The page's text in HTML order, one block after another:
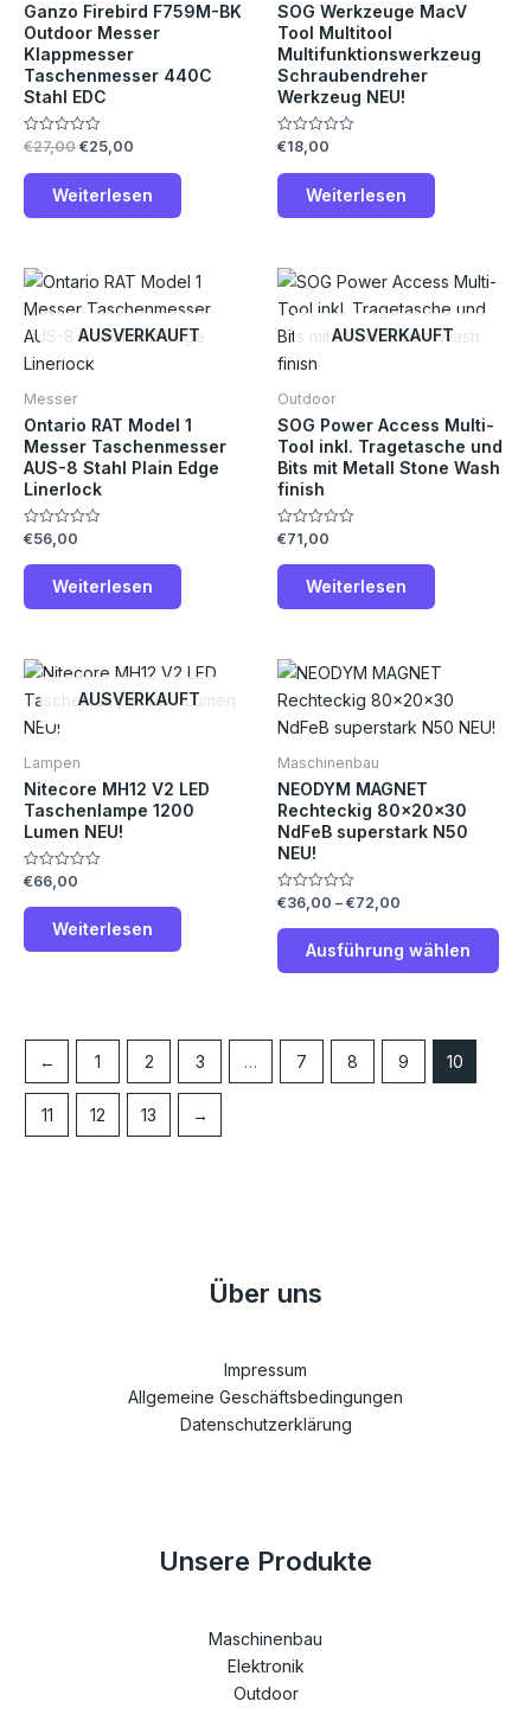
Ganzo Firebird F759M-BK
Outdoor Messer
Klappmesser
Taschenmesser 440C
Stahl EDC
Bewertet
0
€27,00 €25,00
Weiterlesen
SOG Werkzeuge MacV
Tool Multitool
Multifunktionswerkzeug
Schraubendreher
Werkzeug NEU!
Bewertet
0
€18,00
Weiterlesen
AUSVERKAUFT
Messer
Ontario RAT Model 1
Messer Taschenmesser
AUS-8 Stahl Plain Edge
Linerlock
Bewertet
0
€56,00
Weiterlesen
AUSVERKAUFT
Outdoor
SOG Power Access Multi-
Tool inkl. Tragetasche und
Bits mit Metall Stone Wash
finish
Bewertet
0
€71,00
Weiterlesen
AUSVERKAUFT
Lampen
Nitecore MH12 V2 LED
Taschenlampe 1200
Lumen NEU!
Bewertet
0
€66,00
Weiterlesen
Maschinenbau
NEODYM MAGNET
Rechteckig 80x20x30
NdFeB superstark N50
NEU!
Bewertet
0
€36,00 – €72,00
Preisspanne:
bis
€72,00
Ausführung wählen
←
1 2 3 … 7 8 9 10
11 12 13 →
Über uns
Impressum
Allgemeine Geschäftsbedingungen
Datenschutzerklärung
Unsere Produkte
Maschinenbau
Elektronik
Outdoor